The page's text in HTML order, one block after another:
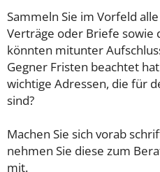
Sammeln Sie im Vorfeld
Verträge oder Briefe sowie
könnten mitunter
Gegner Fristen beachtet
wichtige Adressen, die für
sind?
Machen Sie sich vorab
nehmen Sie diese zum
mit.